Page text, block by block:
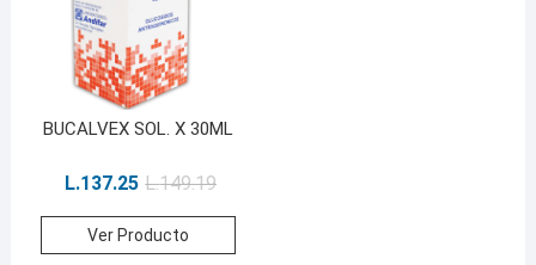
BUCALVEX SOL. X 30ML
L.149.19
L.137.25
Ver Producto